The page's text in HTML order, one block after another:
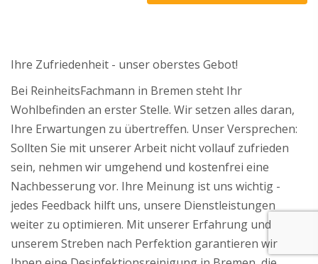
Ihre Zufriedenheit - unser oberstes Gebot!
Bei ReinheitsFachmann in Bremen steht Ihr
Wohlbefinden an erster Stelle. Wir setzen alles daran,
Ihre Erwartungen zu übertreffen. Unser Versprechen:
Sollten Sie mit unserer Arbeit nicht vollauf zufrieden
sein, nehmen wir umgehend und kostenfrei eine
Nachbesserung vor. Ihre Meinung ist uns wichtig -
jedes Feedback hilft uns, unsere Dienstleistungen
weiter zu optimieren. Mit unserer Erfahrung und
unserem Streben nach Perfektion garantieren wir